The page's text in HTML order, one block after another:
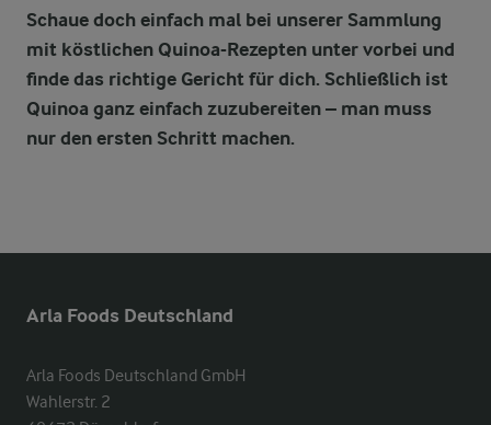
Schaue doch einfach mal bei unserer Sammlung
mit köstlichen Quinoa-Rezepten unter vorbei und
finde das richtige Gericht für dich. Schließlich ist
Quinoa ganz einfach zuzubereiten – man muss
nur den ersten Schritt machen.
Arla Foods Deutschland
Arla Foods Deutschland GmbH
Wahlerstr. 2